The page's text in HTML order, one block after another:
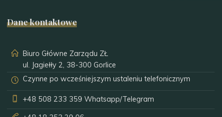
Dane kontaktowe
Biuro Główne Zarządu ZŁ
ul. Jagiełły 2, 38-300 Gorlice
Czynne po wcześniejszym ustaleniu telefonicznym
+48 508 233 359 Whatsapp/Telegram